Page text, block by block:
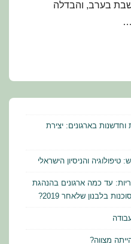
בערב, והבדלה
…
וחדשנות בארגונים: יצירת
טיפולוגיה והניסיון הישראלי
עד כמה ארגונים בהנהגת
בלבנון שלאחר 2019?
מצווה?